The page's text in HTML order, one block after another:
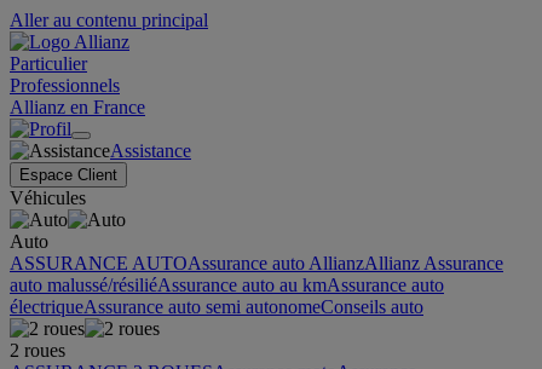
Aller au contenu principal
Particulier
Professionnels
Allianz en France
Assistance
Espace Client
Véhicules
Auto
ASSURANCE AUTOAssurance auto AllianzAllianz Assurance
auto malussé/résiliéAssurance auto au kmAssurance auto
électriqueAssurance auto semi autonomeConseils auto
2 roues